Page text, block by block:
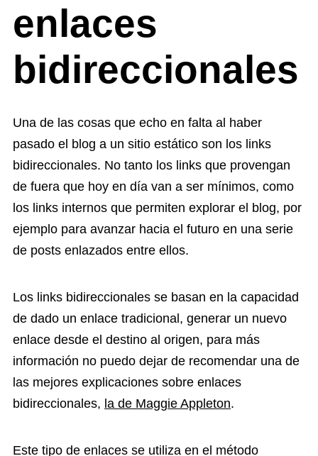
enlaces
bidireccionales
Una de las cosas que echo en falta al haber
pasado el blog a un sitio estático son los links
bidireccionales. No tanto los links que provengan
de fuera que hoy en día van a ser mínimos, como
los links internos que permiten explorar el blog, por
ejemplo para avanzar hacia el futuro en una serie
de posts enlazados entre ellos.
Los links bidireccionales se basan en la capacidad
de dado un enlace tradicional, generar un nuevo
enlace desde el destino al origen, para más
información no puedo dejar de recomendar una de
las mejores explicaciones sobre enlaces
bidireccionales, la de Maggie Appleton.
Este tipo de enlaces se utiliza en el método